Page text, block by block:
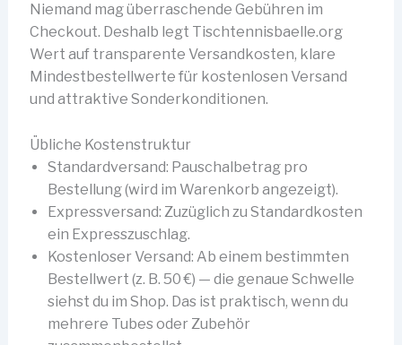
Niemand mag überraschende Gebühren im
Checkout. Deshalb legt Tischtennisbaelle.org
Wert auf transparente Versandkosten, klare
Mindestbestellwerte für kostenlosen Versand
und attraktive Sonderkonditionen.
Übliche Kostenstruktur
Standardversand: Pauschalbetrag pro
Bestellung (wird im Warenkorb angezeigt).
Expressversand: Zuzüglich zu Standardkosten
ein Expresszuschlag.
Kostenloser Versand: Ab einem bestimmten
Bestellwert (z. B. 50 €) — die genaue Schwelle
siehst du im Shop. Das ist praktisch, wenn du
mehrere Tubes oder Zubehör